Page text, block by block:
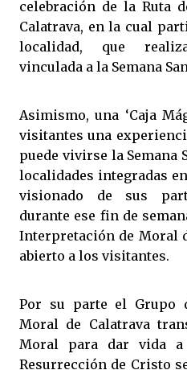
celebración de la Ruta
Calatrava, en la cual
localidad, que
vinculada a la Semana
Asimismo, una ‘Caja
visitantes una
puede vivirse la Semana
localidades integradas
visionado de sus
durante ese fin de
Interpretación de Moral
abierto a los visitantes.
Por su parte el Grupo
Moral de Calatrava
Moral para dar vida a
Resurrección de Cristo